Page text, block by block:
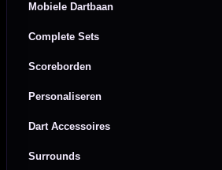
Mobiele Dartbaan
Complete Sets
Scoreborden
Personaliseren
Dart Accessoires
Surrounds